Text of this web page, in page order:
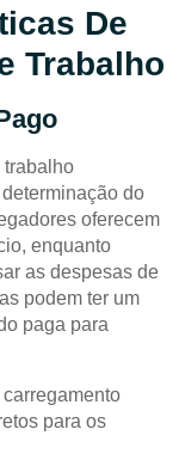
De
Trabalho
trabalho
do
oferecem
enquanto
as despesas de
podem ter um
paga para
para os